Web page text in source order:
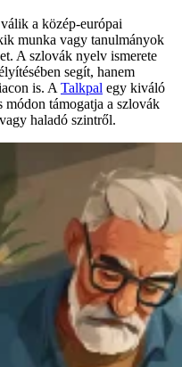
a közép-európai
munka vagy tanulmányok
A szlovák nyelv ismerete
segít, hanem
is. A Talkpal egy kiváló
módon támogatja a szlovák
haladó szintről.